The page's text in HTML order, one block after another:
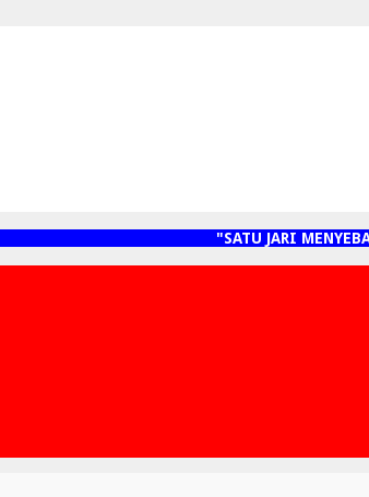
"SATU JARI